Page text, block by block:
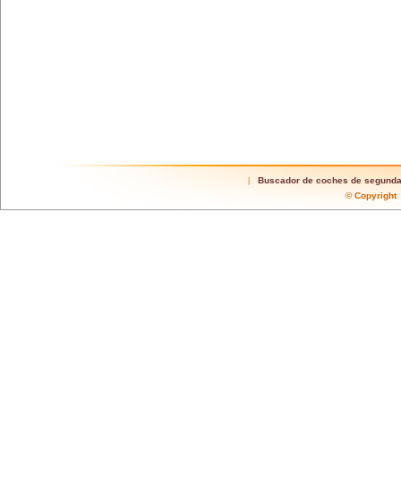
Buscador de coches de
©